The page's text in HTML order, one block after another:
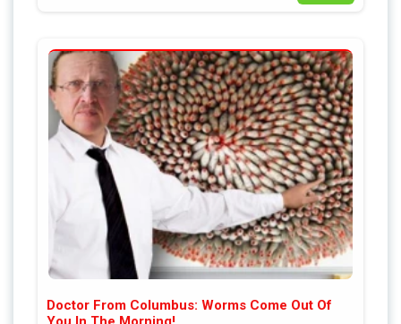
Doctor From Columbus: Worms Come Out Of